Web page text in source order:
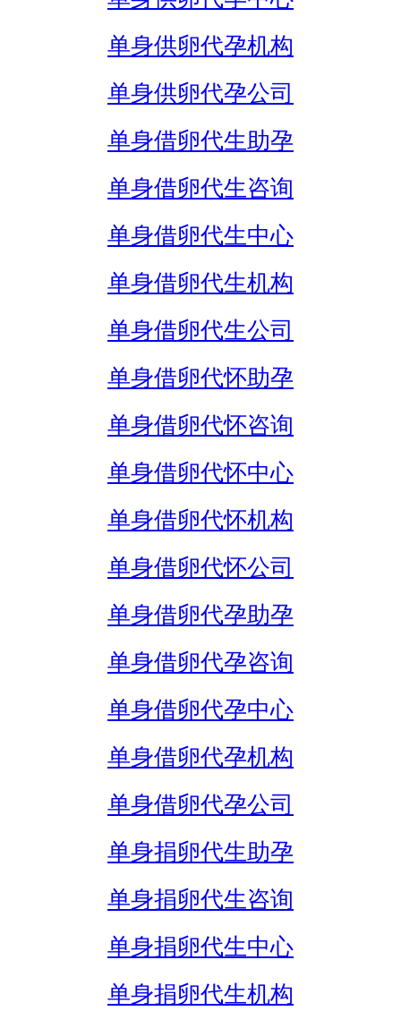
单身供卵代孕机构
单身供卵代孕公司
单身借卵代生助孕
单身借卵代生咨询
单身借卵代生中心
单身借卵代生机构
单身借卵代生公司
单身借卵代怀助孕
单身借卵代怀咨询
单身借卵代怀中心
单身借卵代怀机构
单身借卵代怀公司
单身借卵代孕助孕
单身借卵代孕咨询
单身借卵代孕中心
单身借卵代孕机构
单身借卵代孕公司
单身捐卵代生助孕
单身捐卵代生咨询
单身捐卵代生中心
单身捐卵代生机构